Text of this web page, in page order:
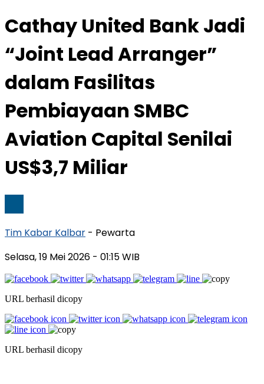
Cathay United Bank Jadi
“Joint Lead Arranger”
dalam Fasilitas
Pembiayaan SMBC
Aviation Capital Senilai
US$3,7 Miliar
Tim Kabar Kalbar - Pewarta
Selasa, 19 Mei 2026 - 01:15 WIB
URL berhasil dicopy
URL berhasil dicopy